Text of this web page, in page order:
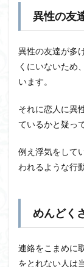
異性の友
異性の友達が多
くにいないため
います。
それに恋人に異
ているかと疑っ
例え浮気をして
われるような行
めんどく
連絡をこまめに
をとれない人は